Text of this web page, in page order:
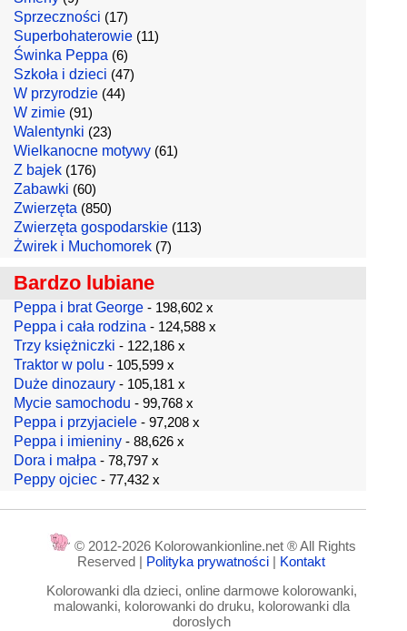
Sprzeczności (17)
Superbohaterowie (11)
Świnka Peppa (6)
Szkoła i dzieci (47)
W przyrodzie (44)
W zimie (91)
Walentynki (23)
Wielkanocne motywy (61)
Z bajek (176)
Zabawki (60)
Zwierzęta (850)
Zwierzęta gospodarskie (113)
Żwirek i Muchomorek (7)
Bardzo lubiane
Peppa i brat George - 198,602 x
Peppa i cała rodzina - 124,588 x
Trzy księżniczki - 122,186 x
Traktor w polu - 105,599 x
Duże dinozaury - 105,181 x
Mycie samochodu - 99,768 x
Peppa i przyjaciele - 97,208 x
Peppa i imieniny - 88,626 x
Dora i małpa - 78,797 x
Peppy ojciec - 77,432 x
© 2012-2026 Kolorowankionline.net ® All Rights
Reserved | Polityka prywatności | Kontakt
Kolorowanki dla dzieci, online darmowe kolorowanki,
malowanki, kolorowanki do druku, kolorowanki dla
doroslych